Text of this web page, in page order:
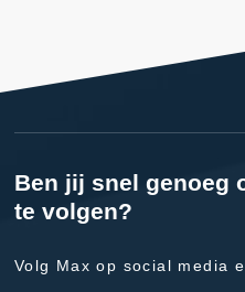
Ben jij snel genoeg
te volgen?
Volg Max op social media